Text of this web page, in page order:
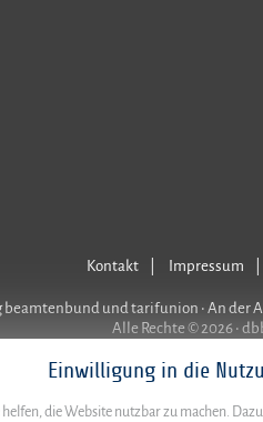
Kontakt Impressum
und tarifunion • An der
Alle Rechte © 2026 •
Einwilligung in die
die Website nutzbar zu machen.